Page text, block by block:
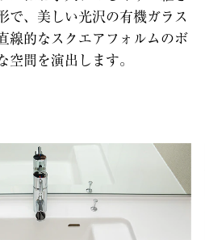
で、美しい光沢の有機ガラス
線的なスクエアフォルムのボ
空間を演出します。